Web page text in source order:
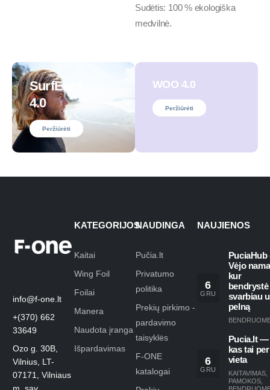
Sudėtis: 100 % ekologiška
medvilnė.
SurfEars
4.0
Peržiūrėti
WOO 4.0
Peržiūrėti
info@f-one.lt
+(370) 662
33649
Ozo g. 30B,
Vilnius, LT-
07171, Vilniaus
KATEGORIJOS
Kaitai
Wing Foil
Foilai
Manera
Naudota įranga
Išpardavimas
NAUDINGA
Pučia.lt
Privatumo
politika
Prekių pirkimo -
pardavimo
taisyklės
F-ONE
katalogai
NAUJIENOS
6
GRU
PuciaHub
Vėjo
kur
bendrystė
svarbiau
pelną
6
GRU
Pucia.lt —
kas tai per
vieta
KAITAVIMAS,
PAMOKOS,